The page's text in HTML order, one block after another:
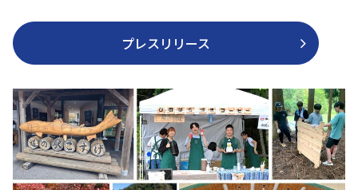
プレスリリース